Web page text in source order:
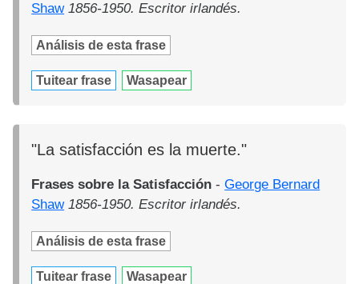
Shaw 1856-1950. Escritor irlandés.
Análisis de esta frase
Tuitear frase Wasapear
"La satisfacción es la muerte."
Frases sobre la Satisfacción -George Bernard
Shaw 1856-1950. Escritor irlandés.
Análisis de esta frase
Tuitear frase Wasapear